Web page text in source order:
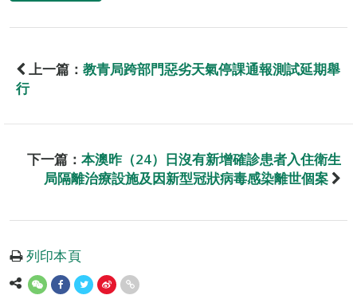
上一篇： 教青局跨部門惡劣天氣停課通報測試延期舉
行
下一篇： 本澳昨（24）日沒有新增確診患者入住衛生
局隔離治療設施及因新型冠狀病毒感染離世個案
列印本頁